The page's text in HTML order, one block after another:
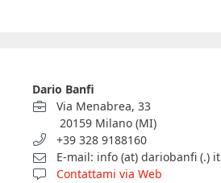
Dario Banfi
Via Menabrea, 33
20159 Milano (MI)
+39 328 9188160
E-mail: info (at) dariobanfi (.) it
Contattami via Web